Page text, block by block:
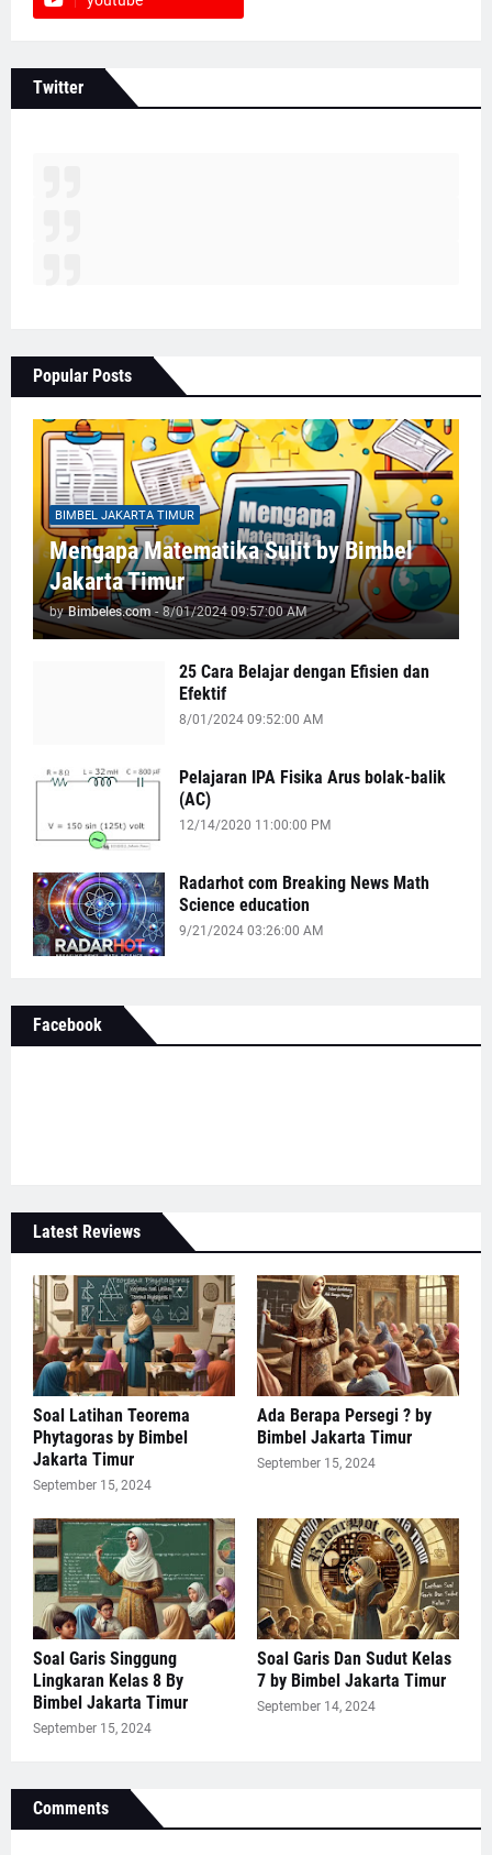
Twitter
Popular Posts
BIMBEL JAKARTA TIMUR
Mengapa Matematika Sulit by Bimbel
Jakarta Timur
by Bimbeles.com - 8/01/2024 09:57:00 AM
25 Cara Belajar dengan Efisien dan
Efektif
8/01/2024 09:52:00 AM
Pelajaran IPA Fisika Arus bolak-balik
(AC)
12/14/2020 11:00:00 PM
Radarhot com Breaking News Math
Science education
9/21/2024 03:26:00 AM
Facebook
Latest Reviews
Soal Latihan Teorema
Phytagoras by Bimbel
Jakarta Timur
September 15, 2024
Ada Berapa Persegi ? by
Bimbel Jakarta Timur
September 15, 2024
Soal Garis Singgung
Lingkaran Kelas 8 By
Bimbel Jakarta Timur
September 15, 2024
Soal Garis Dan Sudut Kelas
7 by Bimbel Jakarta Timur
September 14, 2024
Comments